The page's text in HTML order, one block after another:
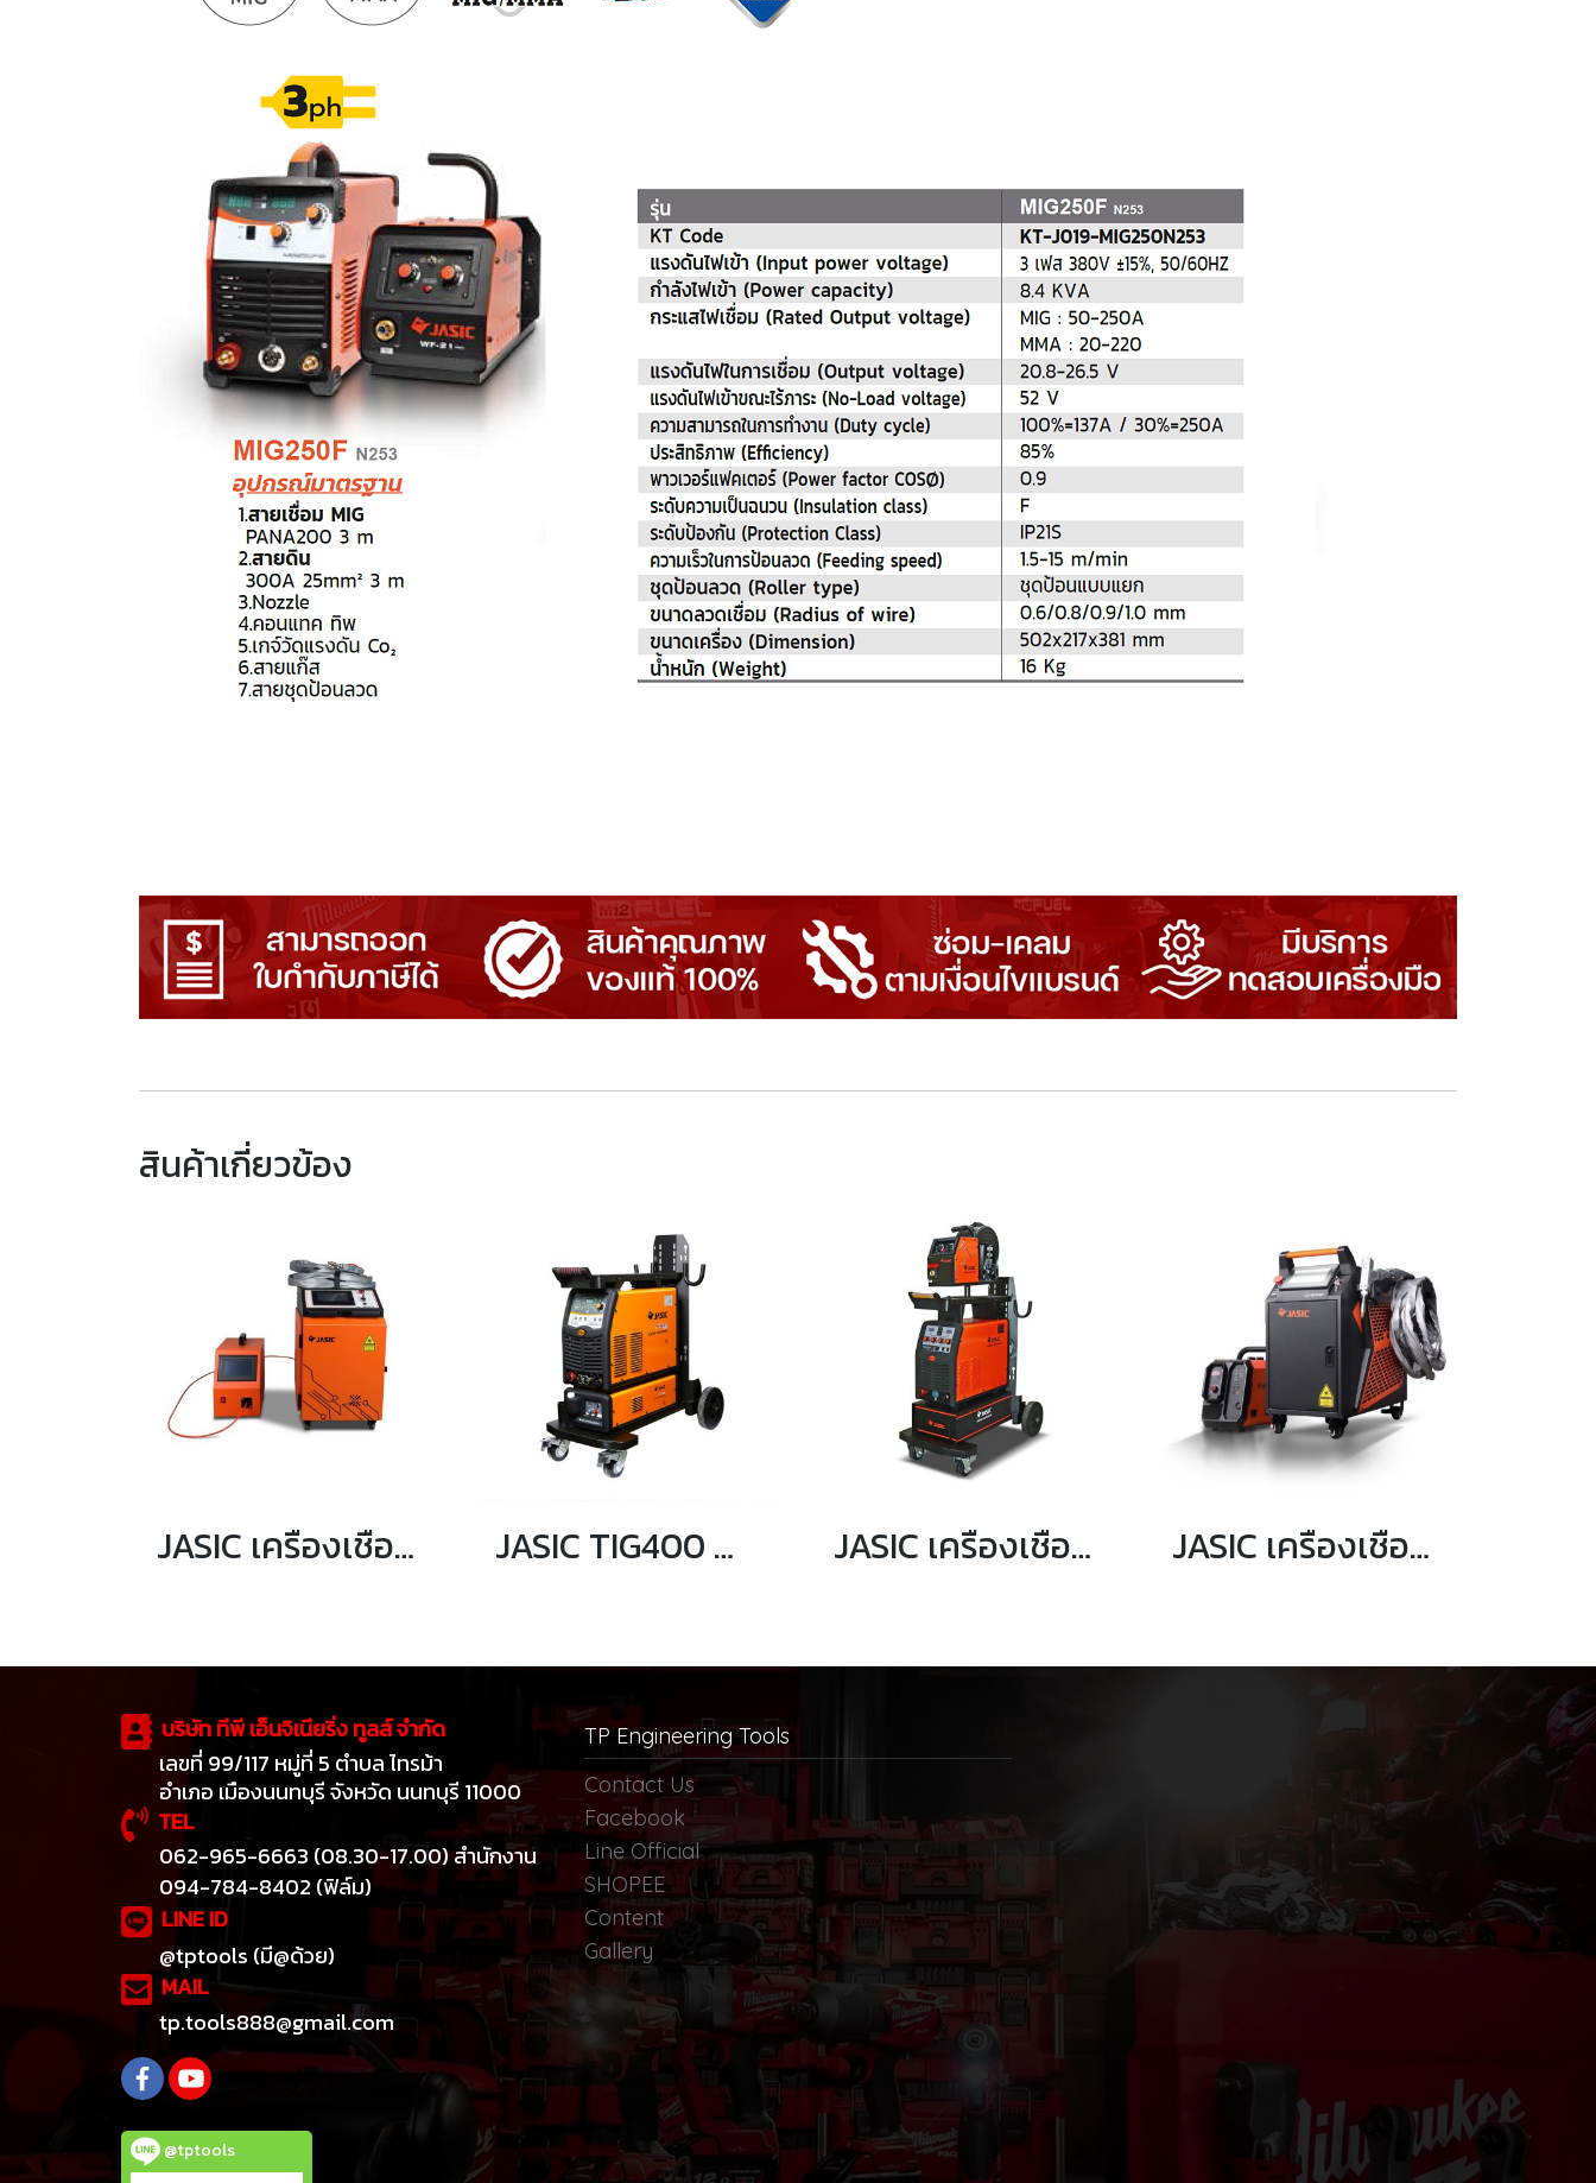
สินค้าเกี่ยวข้อง
JASIC เครื่องเชื่อมเลเซอร์ กระแสเลเซอร์ 1500 วัตต์ รุ่น LS15000 JASIC TIG400 W398+4L เครื่องเชื่อม+TROLLEY JASIC เครื่องเชื่อม Inverter IGBT MIG / MMA รุ่น MIG350N222 JASIC เครื่องเชื่อมเลเซอร์ กระแสเลเซอร์ 1500 วัตต์ รุ่น LS15000F
บริษัท ทีพี เอ็นจิเนียริ่ง ทูลส์ จำกัด
เลขที่ 99/117 หมู่ที่ 5 ตำบล ไทรม้า
อำเภอ เมืองนนทบุรี จังหวัด นนทบุรี 11000
TEL
062-965-6663 (08.30-17.00) สำนักงาน
094-784-8402 (ฟิล์ม)
LINE ID
@tptools (มี@ด้วย)
MAIL
tp.tools888@gmail.com
@tptools
TP Engineering Tools
Contact Us
Facebook
Line Official
SHOPEE
Content
Gallery